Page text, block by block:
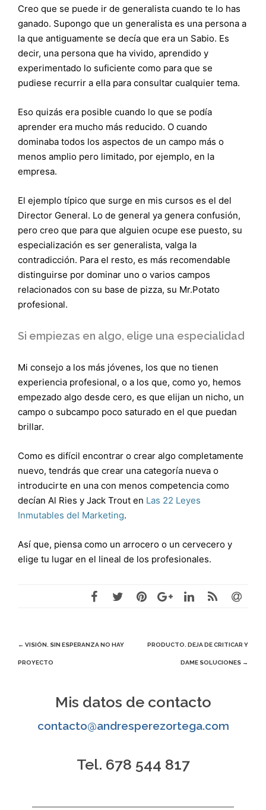
Creo que se puede ir de generalista cuando te lo has
ganado. Supongo que un generalista es una persona a
la que antiguamente se decía que era un Sabio. Es
decir, una persona que ha vivido, aprendido y
experimentado lo suficiente como para que se
pudiese recurrir a ella para consultar cualquier tema.
Eso quizás era posible cuando lo que se podía
aprender era mucho más reducido. O cuando
dominaba todos los aspectos de un campo más o
menos amplio pero limitado, por ejemplo, en la
empresa.
El ejemplo típico que surge en mis cursos es el del
Director General. Lo de general ya genera confusión,
pero creo que para que alguien ocupe ese puesto, su
especialización es ser generalista, valga la
contradicción. Para el resto, es más recomendable
distinguirse por dominar uno o varios campos
relacionados con su base de pizza, su Mr.Potato
profesional.
Si empiezas en algo, elige una especialidad
Mi consejo a los más jóvenes, los que no tienen
experiencia profesional, o a los que, como yo, hemos
empezado algo desde cero, es que elijan un nicho, un
campo o subcampo poco saturado en el que puedan
brillar.
Como es difícil encontrar o crear algo completamente
nuevo, tendrás que crear una categoría nueva o
introducirte en una con menos competencia como
decían Al Ries y Jack Trout en Las 22 Leyes
Inmutables del Marketing.
Así que, piensa como un arrocero o un cervecero y
elige tu lugar en el lineal de los profesionales.
Navegación
de
← VISIÓN. SIN ESPERANZA NO HAY
PROYECTO
PRODUCTO. DEJA DE CRITICAR Y
DAME SOLUCIONES →
Mis datos de contacto
contacto@andresperezortega.com
Tel. 678 544 817